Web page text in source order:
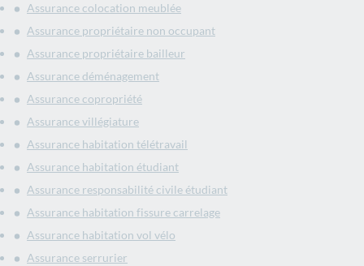
Assurance colocation meublée
Assurance propriétaire non occupant
Assurance propriétaire bailleur
Assurance déménagement
Assurance copropriété
Assurance villégiature
Assurance habitation télétravail
Assurance habitation étudiant
Assurance responsabilité civile étudiant
Assurance habitation fissure carrelage
Assurance habitation vol vélo
Assurance serrurier